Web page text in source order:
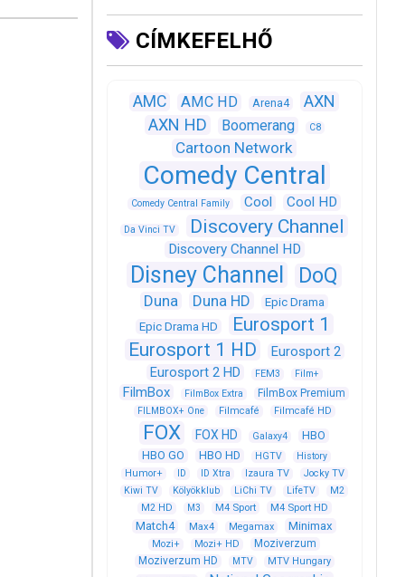
CÍMKEFELHŐ
AMC AMC HD Arena4
AXN
AXN HD
Boomerang C8
Cartoon Network
Comedy Central
Comedy Central Family Cool Cool HD
Da Vinci TV Discovery Channel
Discovery Channel HD
Disney Channel DoQ
Duna Duna HD
Epic Drama
Epic Drama HD
Eurosport 1
Eurosport 1 HD
Eurosport 2
Eurosport 2 HD
FEM3 Film+
FilmBox FilmBox Extra FilmBox Premium
FILMBOX+ One Filmcafé Filmcafé HD
FOX FOX HD Galaxy4
HBO
HBO GO
HBO HD HGTV
History
Humor+
ID ID Xtra Izaura TV
Jocky TV
Kiwi TV
Kölyökklub LiChi TV LifeTV
M2
M2 HD
M3 M4 Sport M4 Sport HD
Match4 Max4 Megamax Minimax
Mozi+ Mozi+ HD
Moziverzum
Moziverzum HD
MTV MTV Hungary